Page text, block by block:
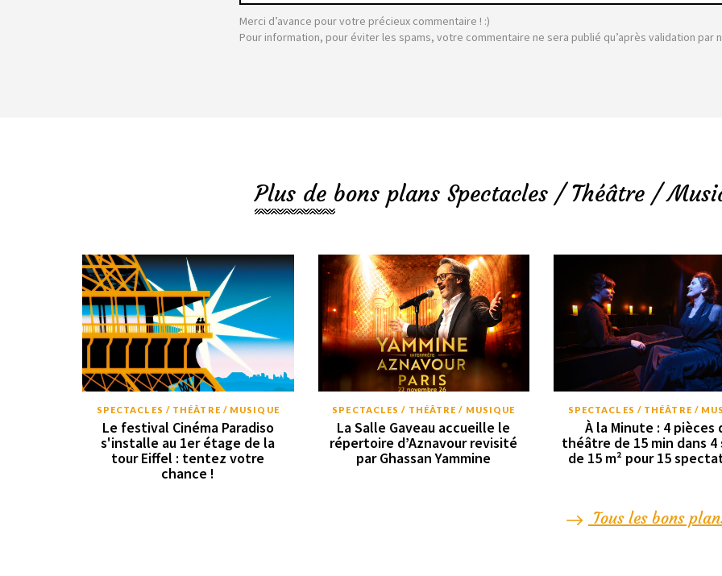
Merci d’avance pour votre précieux commentaire ! :)
Pour information, pour éviter les spams, votre commentaire ne sera publié qu’après validation par
Plus de bons plans Spectacles / Théâtre /
SPECTACLES / THÉÂTRE / MUSIQUE
Le festival Cinéma Paradiso
s'installe au 1er étage de la
tour Eiffel : tentez votre
chance !
SPECTACLES / THÉÂTRE / MUSIQUE
La Salle Gaveau accueille le
répertoire d’Aznavour revisité
par Ghassan Yammine
SPECTACLES / THÉÂTRE /
À la Minute : 4 pièces
théâtre de 15 min dans 4
de 15 m² pour 15
Tous les bons